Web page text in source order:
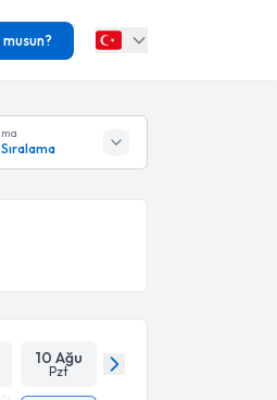
Sıralama
10 Ağu
Pzt